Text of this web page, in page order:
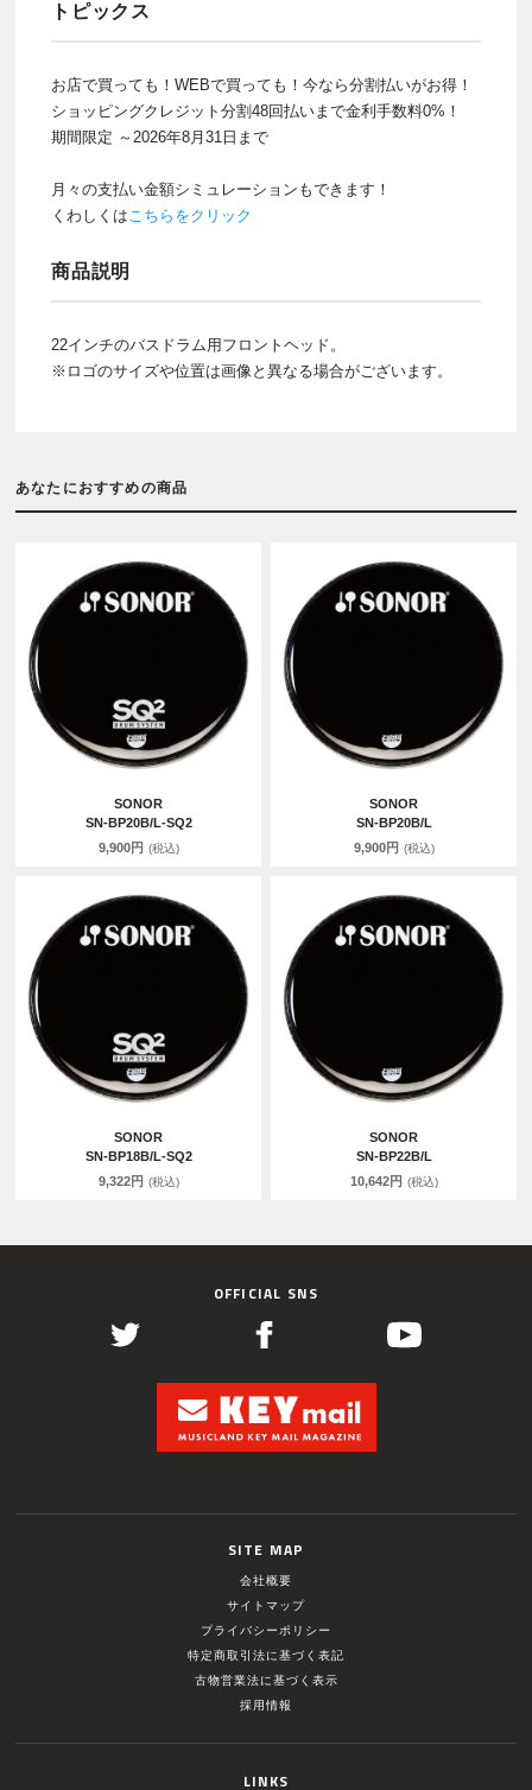
トピックス
お店で買っても！WEBで買っても！今なら分割払いがお得！
ショッピングクレジット分割48回払いまで金利手数料0%！
期間限定 ～2026年8月31日まで
月々の支払い金額シミュレーションもできます！
くわしくはこちらをクリック
商品説明
22インチのバスドラム用フロントヘッド。
※ロゴのサイズや位置は画像と異なる場合がございます。
あなたにおすすめの商品
SONOR
SN-BP20B/L-SQ2
9,900円 (税込)
SONOR
SN-BP20B/L
9,900円 (税込)
SONOR
SN-BP18B/L-SQ2
9,322円 (税込)
SONOR
SN-BP22B/L
10,642円 (税込)
OFFICIAL SNS
SITE MAP
会社概要
サイトマップ
プライバシーポリシー
特定商取引法に基づく表記
古物営業法に基づく表示
採用情報
LINKS